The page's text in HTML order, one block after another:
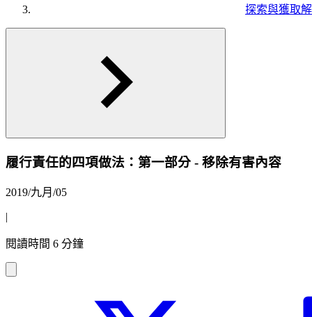
探索與獲取
履行責任的四項做法：第一部分 - 移除有害內容
2019/九月/05
|
閱讀時間 6 分鐘